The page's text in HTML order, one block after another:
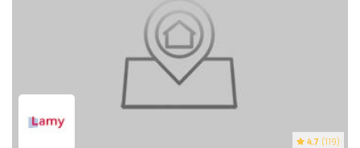
4.7 (119)